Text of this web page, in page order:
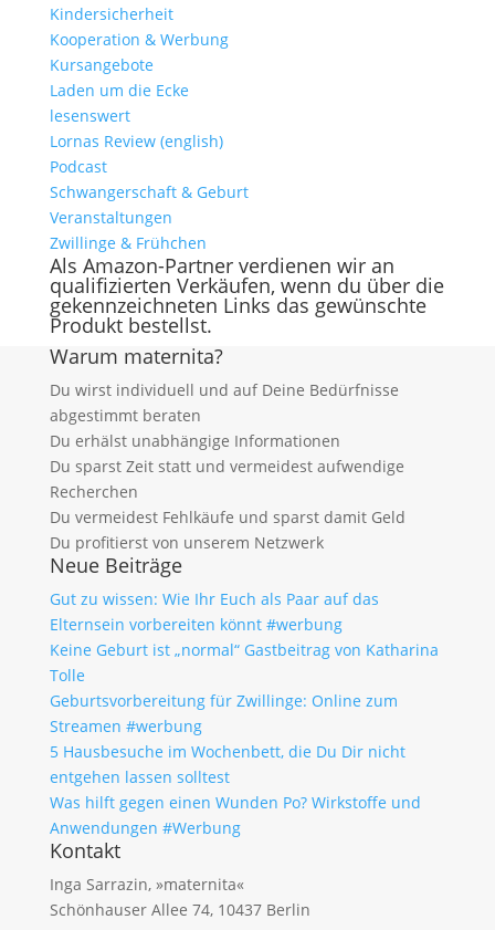
Kindersicherheit
Kooperation & Werbung
Kursangebote
Laden um die Ecke
lesenswert
Lornas Review (english)
Podcast
Schwangerschaft & Geburt
Veranstaltungen
Zwillinge & Frühchen
Als Amazon-Partner verdienen wir an
qualifizierten Verkäufen, wenn du über die
gekennzeichneten Links das gewünschte
Produkt bestellst.
Warum maternita?
Du wirst individuell und auf Deine Bedürfnisse
abgestimmt beraten
Du erhälst unabhängige Informationen
Du sparst Zeit statt und vermeidest aufwendige
Recherchen
Du vermeidest Fehlkäufe und sparst damit Geld
Du profitierst von unserem Netzwerk
Neue Beiträge
Gut zu wissen: Wie Ihr Euch als Paar auf das
Elternsein vorbereiten könnt #werbung
Keine Geburt ist „normal“ Gastbeitrag von Katharina
Tolle
Geburtsvorbereitung für Zwillinge: Online zum
Streamen #werbung
5 Hausbesuche im Wochenbett, die Du Dir nicht
entgehen lassen solltest
Was hilft gegen einen Wunden Po? Wirkstoffe und
Anwendungen #Werbung
Kontakt
Inga Sarrazin, »maternita«
Schönhauser Allee 74, 10437 Berlin